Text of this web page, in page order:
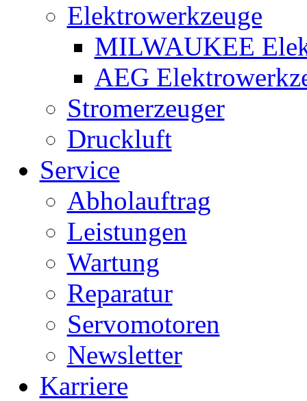
Elektrowerkzeuge
MILWAUKEE
AEG
Stromerzeuger
Druckluft
Service
Abholauftrag
Leistungen
Wartung
Reparatur
Servomotoren
Newsletter
Karriere